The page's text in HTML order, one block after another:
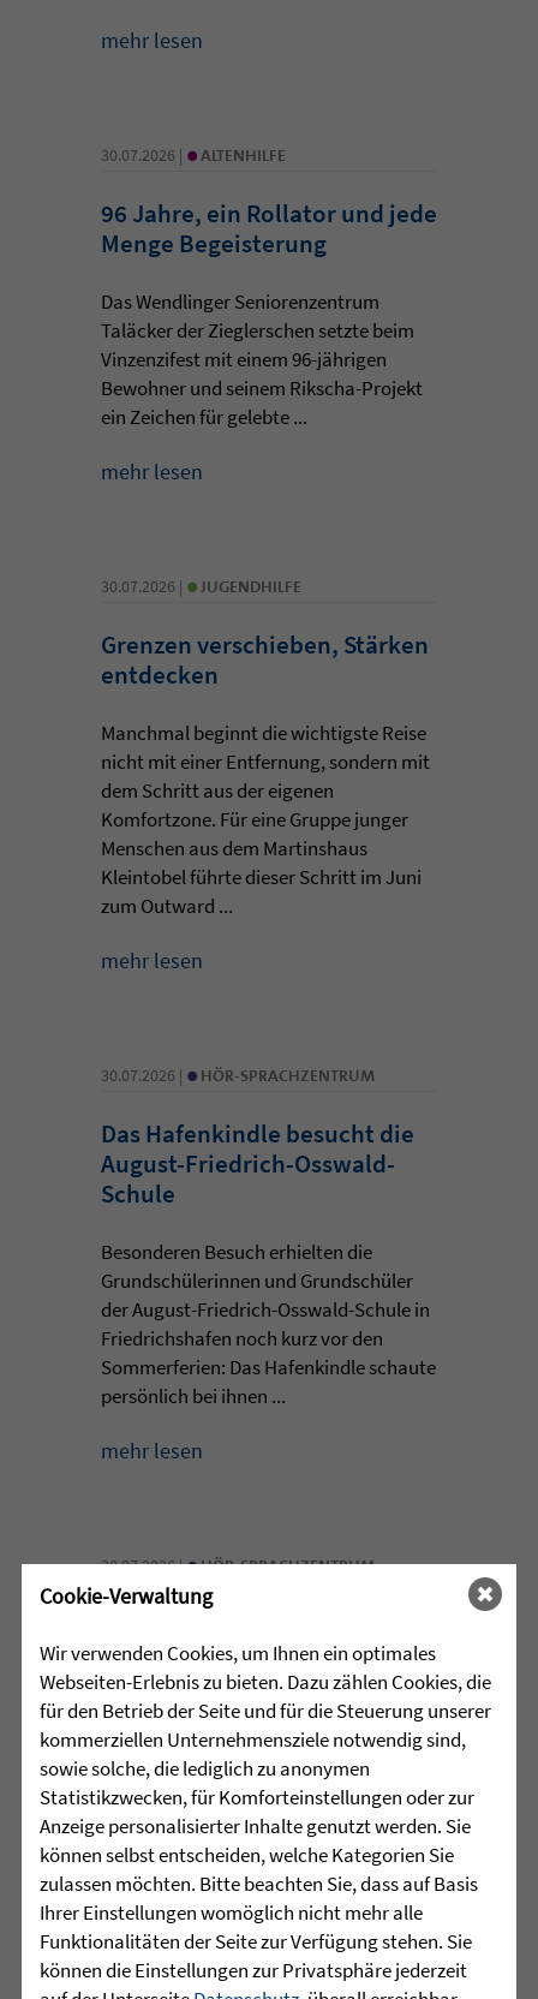
mehr lesen
30.07.2026 | • ALTENHILFE
96 Jahre, ein Rollator und jede
Menge Begeisterung
Das Wendlinger Seniorenzentrum
Taläcker der Zieglerschen setzte beim
Vinzenzifest mit einem 96-jährigen
Bewohner und seinem Rikscha-Projekt
ein Zeichen für gelebte ...
mehr lesen
30.07.2026 | • JUGENDHILFE
Grenzen verschieben, Stärken
entdecken
Manchmal beginnt die wichtigste Reise
nicht mit einer Entfernung, sondern mit
dem Schritt aus der eigenen
Komfortzone. Für eine Gruppe junger
Menschen aus dem Martinshaus
Kleintobel führte dieser Schritt im Juni
zum Outward ...
mehr lesen
30.07.2026 | • HÖR-SPRACHZENTRUM
Das Hafenkindle besucht die
August-Friedrich-Osswald-
Schule
Besonderen Besuch erhielten die
Grundschülerinnen und Grundschüler
der August-Friedrich-Osswald-Schule in
Friedrichshafen noch kurz vor den
Sommerferien: Das Hafenkindle schaute
persönlich bei ihnen ...
mehr lesen
30.07.2026 |•HÖR-SPRACHZENTRUM
Viel Zeit und Engagement stecken in den
Erfolgen der Schulschach-
Mannschaften von Leopoldschule
Altshausen und Schule am Wolfsbühl
Wilhelmsdorf. ...
mehr lesen
29.07.2026 |• JUGENDHILFE
Cookie-Verwaltung
Wir verwenden Cookies, um Ihnen ein optimales
Webseiten-Erlebnis zu bieten. Dazu zählen Cookies, die
für den Betrieb der Seite und für die Steuerung unserer
kommerziellen Unternehmensziele notwendig sind,
sowie solche, die lediglich zu anonymen
Statistikzwecken, für Komforteinstellungen oder zur
Anzeige personalisierter Inhalte genutzt werden. Sie
können selbst entscheiden, welche Kategorien Sie
zulassen möchten. Bitte beachten Sie, dass auf Basis
Ihrer Einstellungen womöglich nicht mehr alle
Funktionalitäten der Seite zur Verfügung stehen. Sie
können die Einstellungen zur Privatsphäre jederzeit